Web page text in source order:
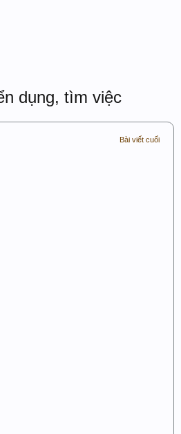
dụng, tìm việc
Bài viết cuối